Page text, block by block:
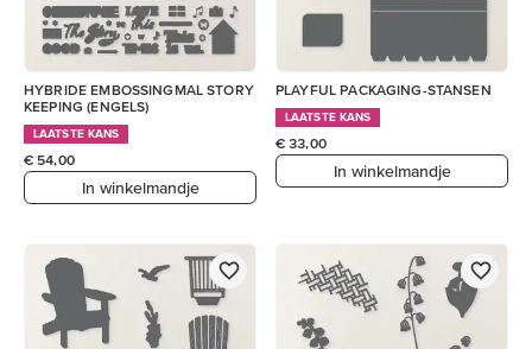
HYBRIDE EMBOSSINGMAL STORY
KEEPING (ENGELS)
LAATSTE KANS
€ 54,00
In winkelmandje
PLAYFUL PACKAGING-STANSEN
LAATSTE KANS
€ 33,00
In winkelmandje